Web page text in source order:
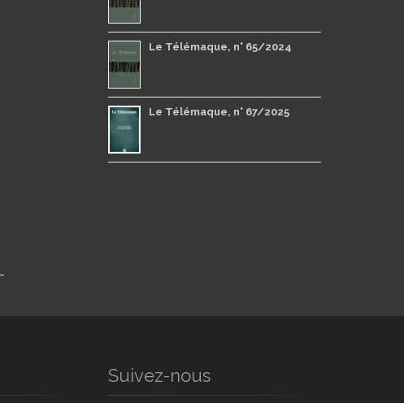
Le Télémaque, n° 65/2024
Le Télémaque, n° 67/2025
Suivez-nous